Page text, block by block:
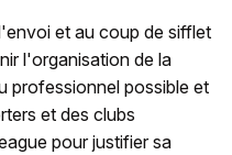
et au coup de sifflet
l'organisation de la
professionnel possible et
et des clubs
pour justifier sa